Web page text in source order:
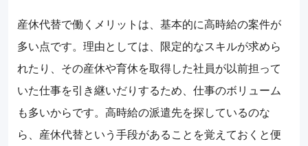
産休代替で働くメリットは、基本的に高時給の案件が
多い点です。理由としては、限定的なスキルが求めら
れたり、その産休や育休を取得した社員が以前担って
いた仕事を引き継いだりするため、仕事のボリューム
も多いからです。高時給の派遣先を探しているのな
ら、産休代替という手段があることを覚えておくと便